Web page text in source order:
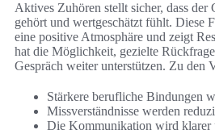
Aktives Zuhören stellt sicher, dass der
gehört und wertgeschätzt fühlt. Diese
eine positive Atmosphäre und zeigt
hat die Möglichkeit, gezielte
Gespräch weiter unterstützen. Zu den
Stärkere berufliche Bindungen
Missverständnisse werden
Die Kommunikation wird klarer